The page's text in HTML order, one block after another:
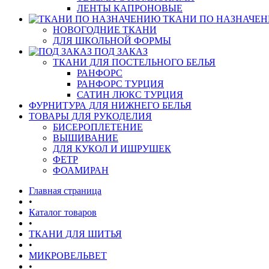
ЛЕНТЫ КАПРОНОВЫЕ
ТКАНИ ПО
НОВОГОДНИЕ ТКАНИ
ДЛЯ ШКОЛЬНОЙ ФОРМЫ
ПОД ЗАКАЗ
ТКАНИ ДЛЯ ПОСТЕЛЬНОГО БЕЛЬЯ
РАНФОРС
РАНФОРС ТУРЦИЯ
САТИН ЛЮКС ТУРЦИЯ
ФУРНИТУРА ДЛЯ НИЖНЕГО БЕЛЬЯ
ТОВАРЫ ДЛЯ РУКОДЕЛИЯ
БИСЕРОПЛЕТЕНИЕ
ВЫШИВАНИЕ
ДЛЯ КУКОЛ И ИШРУШЕК
ФЕТР
ФОАМИРАН
Главная страница
•
Каталог товаров
•
ТКАНИ ДЛЯ ШИТЬЯ
•
МИКРОВЕЛЬВЕТ
•